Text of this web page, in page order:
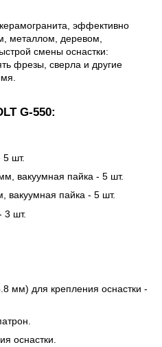
эффективно
металлом, деревом,
смены оснастки:
фрезы, сверла и другие
G-550:
шт.
вакуумная пайка - 5 шт.
вакуумная пайка - 5 шт.
3 шт.
мм) для крепления оснастки -
оснастки.